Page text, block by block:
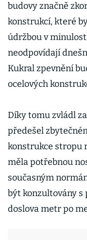
budovy značně
konstrukcí, které
údržbou v
neodpovídají
Kukral zpevnění
ocelových
Díky tomu zvládl
předešel
konstrukce stropu
měla potřebnou
současným
být konzultovány s
doslova metr po